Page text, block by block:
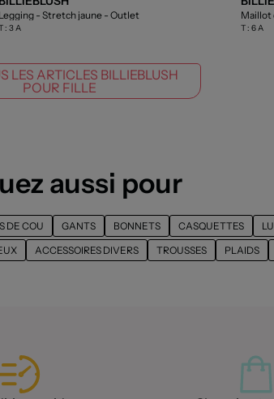
Legging - Stretch jaune - Outlet
:3 A
Maillot
T :6 A
LES ARTICLES BILLIEBLUSH
POUR FILLE
aussi pour
DE COU GANTS BONNETS CASQUETTES
ACCESSOIRES DIVERS TROUSSES PLAIDS